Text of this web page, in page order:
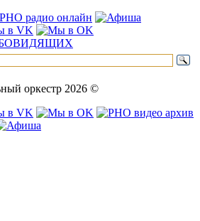
оркестр 2026 ©